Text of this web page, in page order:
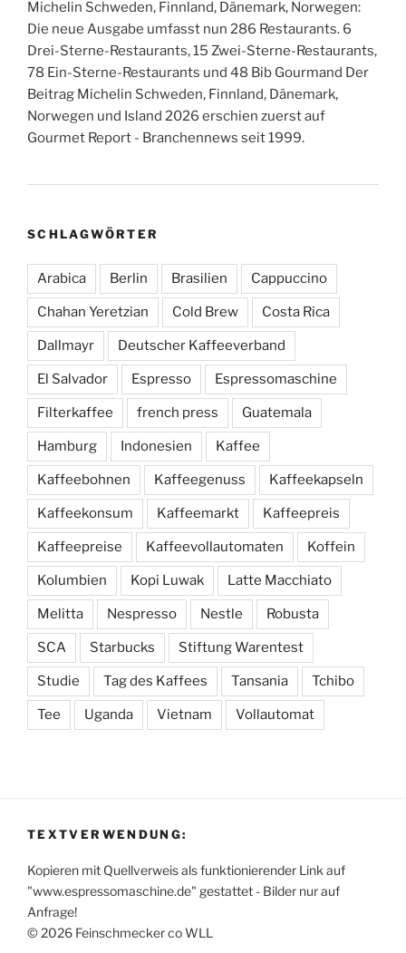
Michelin Schweden, Finnland, Dänemark, Norwegen:
Die neue Ausgabe umfasst nun 286 Restaurants. 6
Drei-Sterne-Restaurants, 15 Zwei-Sterne-Restaurants,
78 Ein-Sterne-Restaurants und 48 Bib Gourmand Der
Beitrag Michelin Schweden, Finnland, Dänemark,
Norwegen und Island 2026 erschien zuerst auf
Gourmet Report - Branchennews seit 1999.
SCHLAGWÖRTER
Arabica Berlin Brasilien Cappuccino
Chahan Yeretzian Cold Brew Costa Rica
Dallmayr Deutscher Kaffeeverband
El Salvador Espresso Espressomaschine
Filterkaffee french press Guatemala
Hamburg Indonesien Kaffee
Kaffeebohnen Kaffeegenuss Kaffeekapseln
Kaffeekonsum Kaffeemarkt Kaffeepreis
Kaffeepreise Kaffeevollautomaten Koffein
Kolumbien Kopi Luwak Latte Macchiato
Melitta Nespresso Nestle Robusta
SCA Starbucks Stiftung Warentest
Studie Tag des Kaffees Tansania Tchibo
Tee Uganda Vietnam Vollautomat
TEXTVERWENDUNG:
Kopieren mit Quellverweis als funktionierender Link auf
"www.espressomaschine.de" gestattet - Bilder nur auf
Anfrage!
© 2026 Feinschmecker co WLL